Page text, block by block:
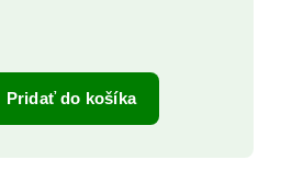
Pridať do košíka